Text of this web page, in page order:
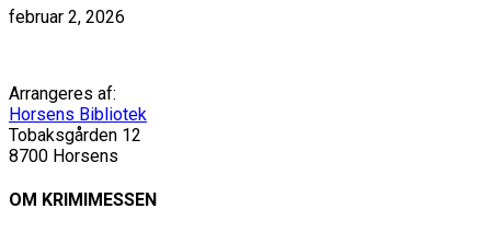
februar 2, 2026
Arrangeres af:
Horsens Bibliotek
Tobaksgården 12
8700 Horsens
OM KRIMIMESSEN